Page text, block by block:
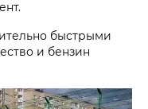
быстрыми
и бензин